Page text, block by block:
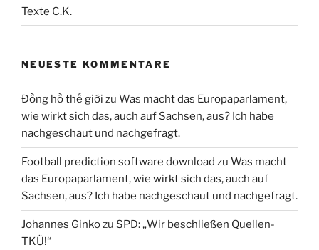
Texte C.K.
NEUESTE KOMMENTARE
Đồng hồ thế giới zu Was macht das Europaparlament,
wie wirkt sich das, auch auf Sachsen, aus? Ich habe
nachgeschaut und nachgefragt.
Football prediction software download zu Was macht
das Europaparlament, wie wirkt sich das, auch auf
Sachsen, aus? Ich habe nachgeschaut und nachgefragt.
Johannes Ginkozu SPD: „Wir beschließen Quellen-
TKÜ!“